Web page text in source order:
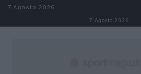
Salta al contenuto
7 Agosto 2026
7 Agosto 2026